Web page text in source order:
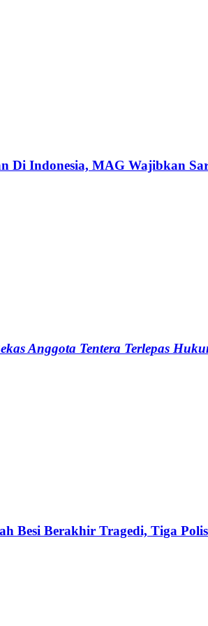
Di Indonesia, MAG Wajibkan
Anggota Tentera Terlepas
Besi Berakhir Tragedi, Tiga